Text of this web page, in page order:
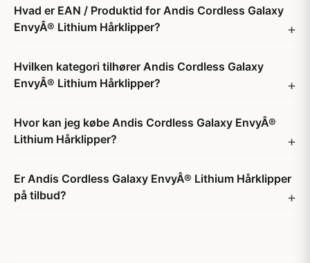
Hvad er EAN / Produktid for Andis Cordless Galaxy
EnvyÂ® Lithium Hårklipper?
Hvilken kategori tilhører Andis Cordless Galaxy
EnvyÂ® Lithium Hårklipper?
Hvor kan jeg købe Andis Cordless Galaxy EnvyÂ®
Lithium Hårklipper?
Er Andis Cordless Galaxy EnvyÂ® Lithium Hårklipper
på tilbud?